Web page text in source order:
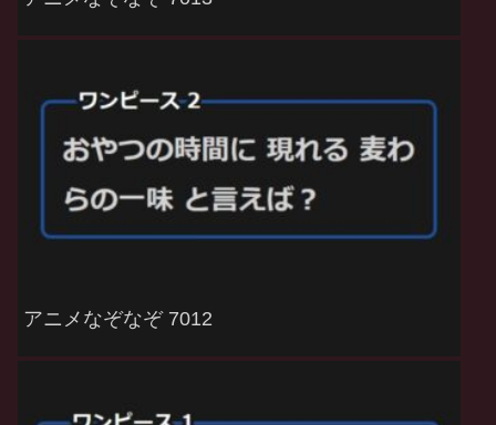
アニメなぞなぞ 7012